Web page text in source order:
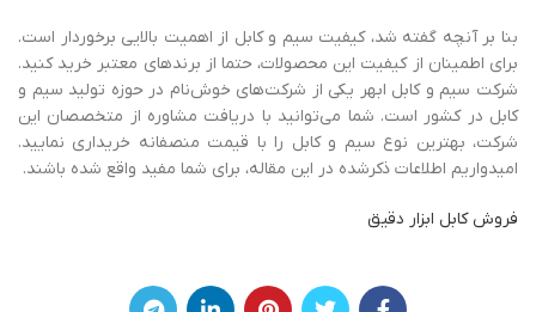
بنا بر آنچه گفته شد، کیفیت سیم و کابل از اهمیت بالایی برخوردار است.
برای اطمینان از کیفیت این محصولات، حتما از برندهای معتبر خرید کنید.
شرکت سیم و کابل ابهر یکی از شرکت‌های خوش‌نام در حوزه تولید سیم و
کابل در کشور است. شما می‌توانید با دریافت مشاوره از متخصصان این
شرکت، بهترین نوع سیم و کابل را با قیمت منصفانه خریداری نمایید.
امیدواریم اطلاعات ذکرشده در این مقاله، برای شما مفید واقع شده باشند.
فروش کابل ابزار دقیق